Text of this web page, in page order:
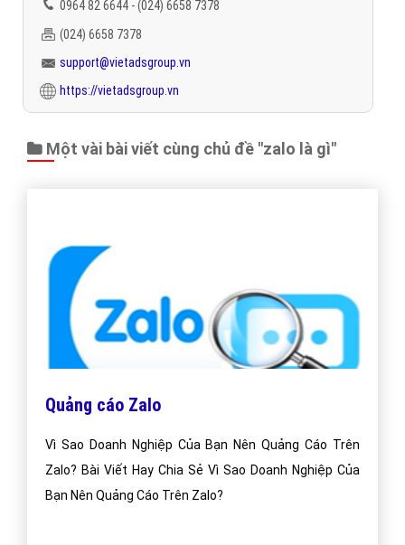
0964 82 6644 - (024) 6658 7378
(024) 6658 7378
support@vietadsgroup.vn
https://vietadsgroup.vn
Một vài bài viết cùng chủ đề "zalo là gì"
Quảng cáo Zalo
Vì Sao Doanh Nghiệp Của Bạn Nên Quảng Cáo Trên
Zalo? Bài Viết Hay Chia Sẻ Vì Sao Doanh Nghiệp Của
Bạn Nên Quảng Cáo Trên Zalo?